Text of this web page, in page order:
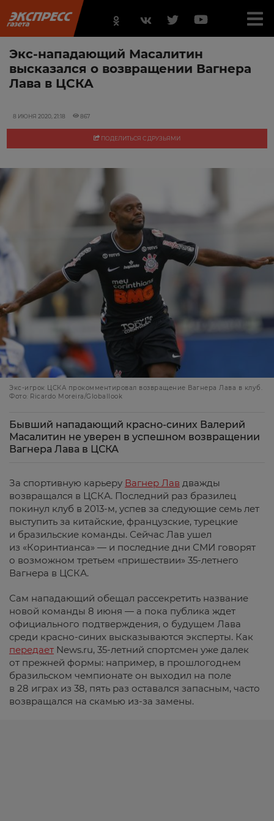
Экс-нападающий Масалитин
высказался о возвращении Вагнера
Лава в ЦСКА
8 ИЮНЯ 2020, 21:18 867
ПОДЕЛИТЬСЯ С ДРУЗЬЯМИ
Экс-игрок ЦСКА прокомментировал возвращение Вагнера Лава в клуб.
Фото: Ricardo Moreira/Globallook
Бывший нападающий красно-синих Валерий
Масалитин не уверен в успешном возвращении
Вагнера Лава в ЦСКА
За спортивную карьеру Вагнер Лав дважды
возвращался в ЦСКА. Последний раз бразилец
покинул клуб в 2013-м, успев за следующие семь лет
выступить за китайские, французские, турецкие
и бразильские команды. Сейчас Лав ушел
из «Коринтианса» — и последние дни СМИ говорят
о возможном третьем «пришествии» 35-летнего
Вагнера в ЦСКА.
Сам нападающий обещал рассекретить название
новой команды 8 июня — а пока публика ждет
официального подтверждения, о будущем Лава
среди красно-синих высказываются эксперты. Как
передает News.ru, 35-летний спортсмен уже далек
от прежней формы: например, в прошлогоднем
бразильском чемпионате он выходил на поле
в 28 играх из 38, пять раз оставался запасным, часто
возвращался на скамью из-за замены.